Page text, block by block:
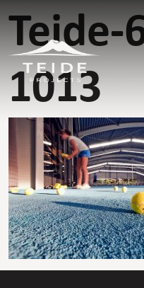
Teide-
1013